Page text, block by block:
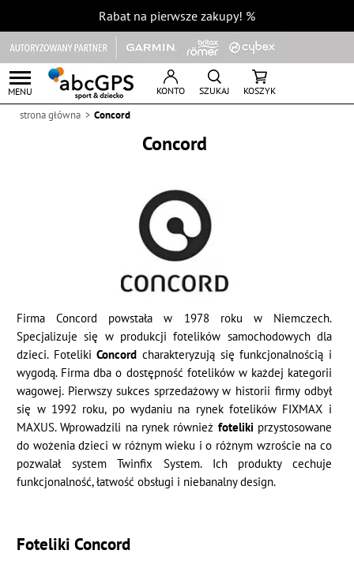
Rabat na pierwsze zakupy! %
MENU KONTO SZUKAJ KOSZYK
strona główna Concord
Concord
Firma Concord powstała w 1978 roku w Niemczech.
Specjalizuje się w produkcji fotelików samochodowych dla
dzieci. FotelikiConcord charakteryzują się funkcjonalnością i
wygodą. Firma dba o dostępność fotelików w każdej kategorii
wagowej. Pierwszy sukces sprzedażowy w historii firmy odbył
się w 1992 roku, po wydaniu na rynek fotelików FIXMAX i
MAXUS. Wprowadzili na rynek również foteliki przystosowane
do wożenia dzieci w różnym wieku i o różnym wzroście na co
pozwalał system Twinfix System. Ich produkty cechuje
funkcjonalność, łatwość obsługi i niebanalny design.
Foteliki Concord